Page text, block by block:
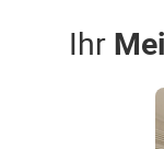
Ihr